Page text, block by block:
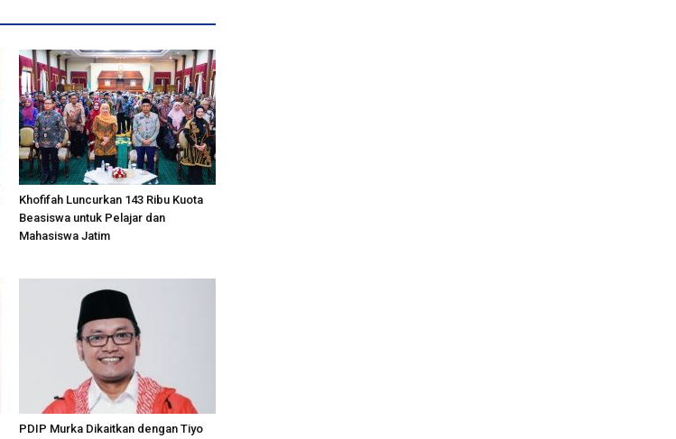
Khofifah Luncurkan 143 Ribu Kuota
Beasiswa untuk Pelajar dan
Mahasiswa Jatim
PDIP Murka Dikaitkan dengan Tiyo